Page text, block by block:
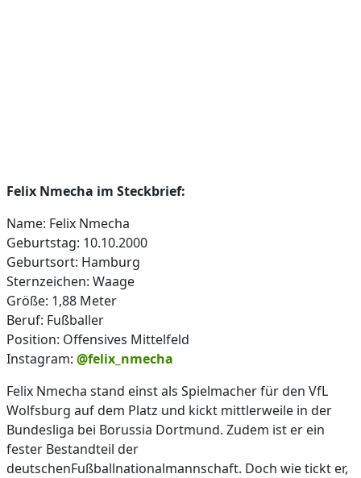
Felix Nmecha im Steckbrief:
Name: Felix Nmecha
Geburtstag: 10.10.2000
Geburtsort: Hamburg
Sternzeichen: Waage
Größe: 1,88 Meter
Beruf: Fußballer
Position: Offensives Mittelfeld
Instagram: @felix_nmecha
Felix Nmecha stand einst als Spielmacher für den VfL
Wolfsburg auf dem Platz und kickt mittlerweile in der
Bundesliga bei Borussia Dortmund. Zudem ist er ein
fester Bestandteil der
deutschenFußballnationalmannschaft. Doch wie tickt er,